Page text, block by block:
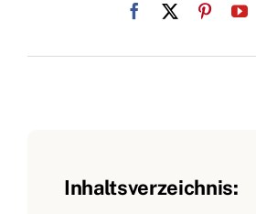
Inhaltsverzeichnis: